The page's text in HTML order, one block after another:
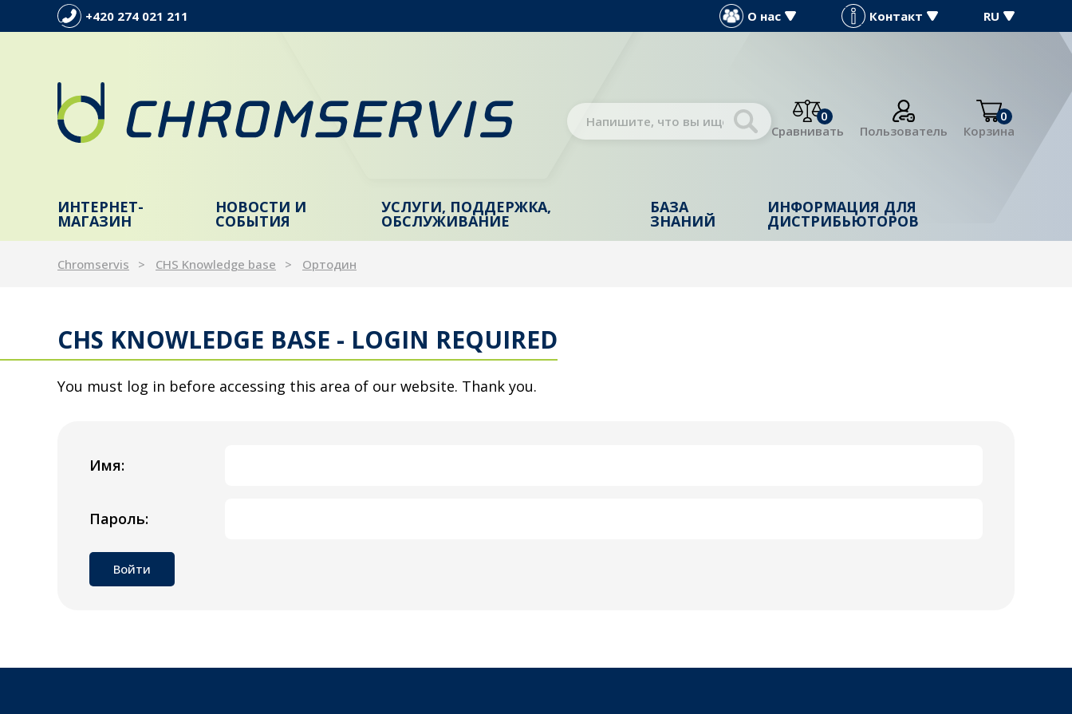
+420 274 021 211 О нас Контакт RU
0
Сравнивать
Пользователь
0
Корзина
ИНТЕРНЕТ-
МАГАЗИН
НОВОСТИ И
СОБЫТИЯ
УСЛУГИ, ПОДДЕРЖКА,
ОБСЛУЖИВАНИЕ
БАЗА
ЗНАНИЙ
ИНФОРМАЦИЯ ДЛЯ
ДИСТРИБЬЮТОРОВ
Chromservis CHS Knowledge base Ортодин
CHS KNOWLEDGE BASE - LOGIN REQUIRED
You must log in before accessing this area of our website. Thank you.
Имя:
Пароль: